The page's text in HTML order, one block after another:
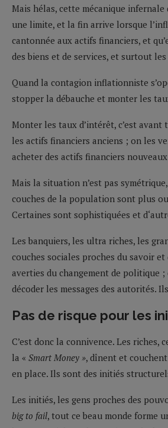
Mais hélas, cette mécanique infernale
une limite, et la fin arrive lorsque
cantonnée aux actifs financiers, et
des biens et de services, et surtout
Quand la contagion inflationniste
stopper la débauche et monter les
Monter les taux d’intérêt, c’est
les actifs financiers anciens ; on les
acheter des actifs financiers
Mais la situation n’est pas
couches de la population sont plus
Certaines sont sophistiquées et
Les banquiers, les ultra riches, les
couches sociales proches du savoir
averties du changement de politique ;
décoder les messages des autorités.
Pas de risque pour les
C’est donc la connivence. Les riches,
la « Smart Money », dînent et
en place. Ils sont des initiés
Les initiés, les gens proches des
big to fail, tout ce beau monde forme